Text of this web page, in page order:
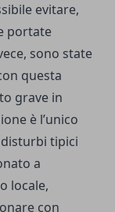
evitare,
portate
sono state
questa
grave in
è l’unico
tipici
a
locale,
con